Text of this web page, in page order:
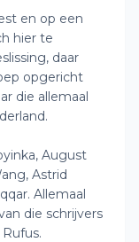
en op een
hier te
daar
opgericht
die allemaal
August
Astrid
Allemaal
die schrijvers